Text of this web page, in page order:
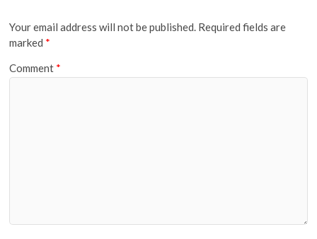
Your email address will not be published. Required fields are
marked *
Comment *